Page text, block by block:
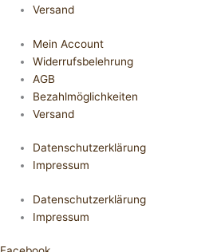
Versand
Mein Account
Widerrufsbelehrung
AGB
Bezahlmöglichkeiten
Versand
Datenschutzerklärung
Impressum
Datenschutzerklärung
Impressum